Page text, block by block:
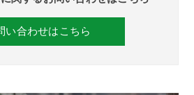
い合わせはこちら